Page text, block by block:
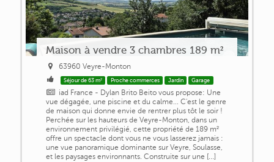
Maison à vendre 3 chambres 189 m²
63960 Veyre-Monton
Séjour de 63 m² Proche commerces Jardin Garage
iad France - Dylan Brito Beito vous propose: Une
vue dégagée, une piscine et du calme... C'est le genre
de maison qui donne envie de rentrer plus tôt le soir !
Perchée sur les hauteurs de Veyre-Monton, dans un
environnement privilégié, cette propriété de 189 m²
offre un spectacle dont vous ne vous lasserez jamais :
une vue panoramique dominante sur Veyre, Soulasse,
et les paysages environnants. Construite sur une [...]